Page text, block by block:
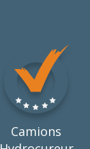
Camions